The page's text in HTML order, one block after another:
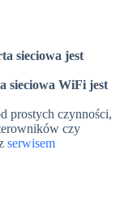
sieciowa jest
sieciowa WiFi jest
prostych czynności,
czy
serwisem